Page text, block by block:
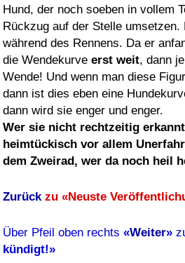
Hund, der noch soeben in vollem
Rückzug auf der Stelle
während des Rennens. Da er
die Wendekurve erst weit, dann
Wende! Und wenn man diese
dann ist dies eben eine
dann wird sie enger und enger.
Wer sie nicht rechtzeitig
heimtückisch vor allem
dem Zweirad, wer da noch heil
Zurück zu «Neuste
Über Pfeil oben rechts «Weiter»
kündigt!»